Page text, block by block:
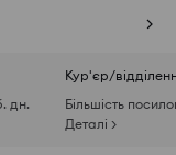
дн.
Кур'єр/
Більшість
Деталі >